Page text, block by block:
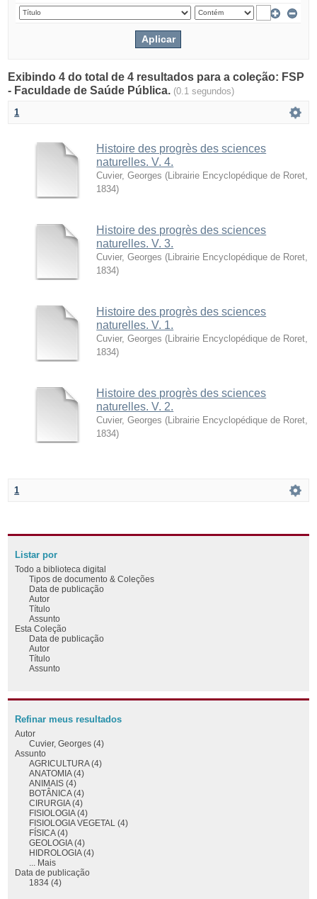
Exibindo 4 do total de 4 resultados para a coleção: FSP
- Faculdade de Saúde Pública. (0.1 segundos)
1
Histoire des progrès des sciences
naturelles. V. 4.
Cuvier, Georges ( Librairie Encyclopédique de Roret
1834)
Histoire des progrès des sciences
naturelles. V. 3.
Cuvier, Georges ( Librairie Encyclopédique de Roret
1834)
Histoire des progrès des sciences
naturelles. V. 1.
Cuvier, Georges ( Librairie Encyclopédique de Roret
1834)
Histoire des progrès des sciences
naturelles. V. 2.
Cuvier, Georges ( Librairie Encyclopédique de Roret
1834)
1
Listar por
Todo a biblioteca digital
Tipos de documento & Coleções
Data de publicação
Autor
Título
Assunto
Esta Coleção
Data de publicação
Autor
Título
Assunto
Refinar meus resultados
Autor
Cuvier, Georges (4)
Assunto
AGRICULTURA (4)
ANATOMIA (4)
ANIMAIS (4)
BOTÂNICA (4)
CIRURGIA (4)
FISIOLOGIA (4)
FISIOLOGIA VEGETAL (4)
FÍSICA (4)
GEOLOGIA (4)
HIDROLOGIA (4)
... Mais
Data de publicação
1834 (4)